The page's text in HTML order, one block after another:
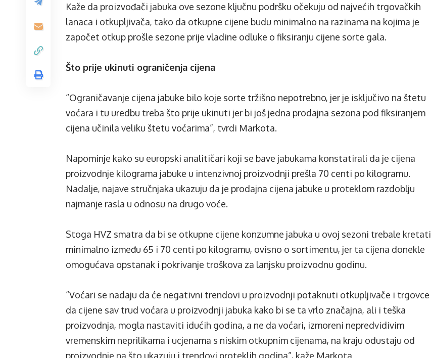
Kaže da proizvođači jabuka ove sezone ključnu podršku očekuju od najvećih trgovačkih
lanaca i otkupljivača, tako da otkupne cijene budu minimalno na razinama na kojima je
započet otkup prošle sezone prije vladine odluke o fiksiranju cijene sorte gala.
Što prije ukinuti ograničenja cijena
“Ograničavanje cijena jabuke bilo koje sorte tržišno nepotrebno, jer je isključivo na štetu
voćara i tu uredbu treba što prije ukinuti jer bi još jedna prodajna sezona pod fiksiranjem
cijena učinila veliku štetu voćarima”, tvrdi Markota.
Napominje kako su europski analitičari koji se bave jabukama konstatirali da je cijena
proizvodnje kilograma jabuke u intenzivnoj proizvodnji prešla 70 centi po kilogramu.
Nadalje, najave stručnjaka ukazuju da je prodajna cijena jabuke u proteklom razdoblju
najmanje rasla u odnosu na drugo voće.
Stoga HVZ smatra da bi se otkupne cijene konzumne jabuka u ovoj sezoni trebale kretati
minimalno između 65 i 70 centi po kilogramu, ovisno o sortimentu, jer ta cijena donekle
omogućava opstanak i pokrivanje troškova za lanjsku proizvodnu godinu.
“Voćari se nadaju da će negativni trendovi u proizvodnji potaknuti otkupljivače i trgovce
da cijene sav trud voćara u proizvodnji jabuka kako bi se ta vrlo značajna, ali i teška
proizvodnja, mogla nastaviti idućih godina, a ne da voćari, izmoreni nepredvidivim
vremenskim neprilikama i ucjenama s niskim otkupnim cijenama, na kraju odustaju od
proizvodnje na što ukazuju i trendovi proteklih godina”, kaže Markota.